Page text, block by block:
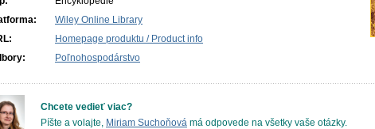
Wiley Online Library
Homepage produktu / Product info
Poľnohospodárstvo
Chcete vedieť viac?
Píšte a volajte, Miriam Suchoňová má odpovede na všetky vaše otázky.